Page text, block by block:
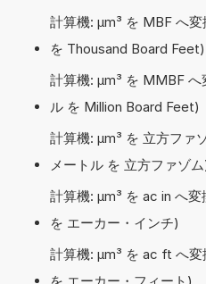
計算機: µm³ を MBF へ
を Thousand Board Feet)
計算機: µm³ を MMBF
ル を Million Board Feet)
計算機: µm³ を 立方ファ
メートル を 立方ファゾ
計算機: µm³ を ac in へ
を エーカー・インチ)
計算機: µm³ を ac ft へ
を エーカー・フィート)